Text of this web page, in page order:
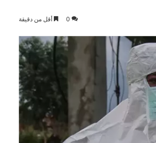
0 أقل من دقيقة